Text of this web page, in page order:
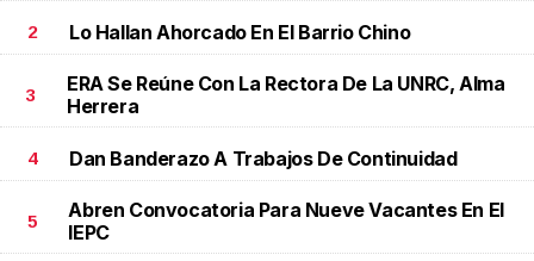
2 Lo Hallan Ahorcado En El Barrio Chino
3
ERA Se Reúne Con La Rectora De La UNRC, Alma
Herrera
4 Dan Banderazo A Trabajos De Continuidad
5
Abren Convocatoria Para Nueve Vacantes En El
IEPC